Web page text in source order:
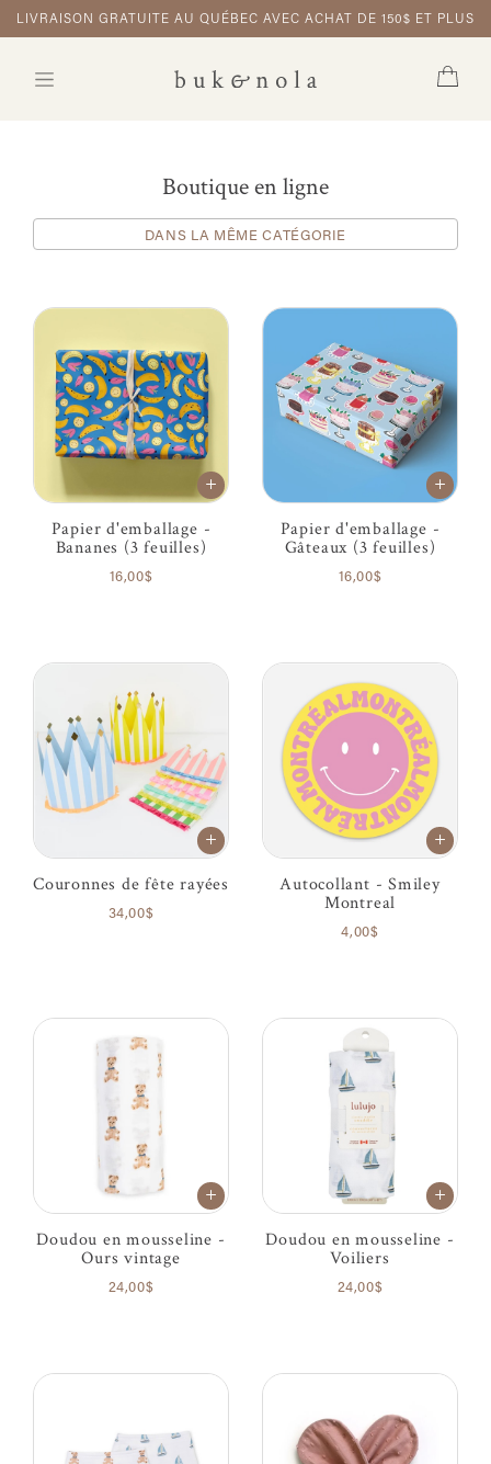
LIVRAISON GRATUITE AU QUÉBEC AVEC ACHAT DE 150$ ET PLUS
Boutique en ligne
DANS LA MÊME CATÉGORIE
Papier d'emballage -
Bananes (3 feuilles)
16,00$
Papier d'emballage -
Gâteaux (3 feuilles)
16,00$
Couronnes de fête rayées
34,00$
Autocollant - Smiley
Montreal
4,00$
Doudou en mousseline -
Ours vintage
24,00$
Doudou en mousseline -
Voiliers
24,00$